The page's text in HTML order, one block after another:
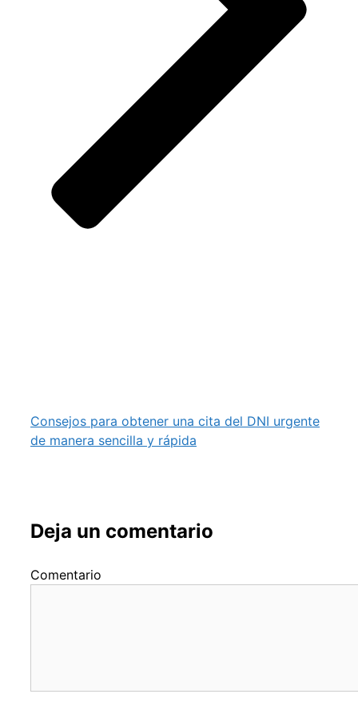
Consejos para obtener una cita del DNI urgente
de manera sencilla y rápida
Deja un comentario
Comentario